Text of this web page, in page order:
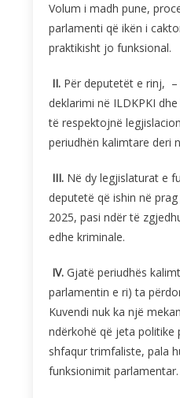
Volum i madh pune,
parlamenti që ikën i
praktikisht jo funksional.
II. Për deputetët e rinj,
deklarimi në ILDKPKI
të respektojnë
periudhën kalimtare deri
III. Në dy legjislaturat e
deputetë që ishin në
2025, pasi ndër të
edhe kriminale.
IV. Gjatë periudhës
parlamentin e ri) ta
Kuvendi nuk ka një
ndërkohë që jeta politike
shfaqur trimfaliste, pala
funksionimit parlamentar.